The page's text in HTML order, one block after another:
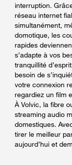
interruption.
réseau internet
simultanément,
domotique, les
rapides
s’adapte à vos
tranquillité
besoin de
votre connexion
regardiez un film
À Volvic, la fibre
streaming audio
domestiques.
tirer le meilleur
aujourd’hui et